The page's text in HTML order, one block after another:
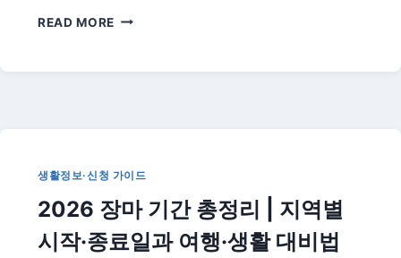
READ MORE 여
철
양
총
정
리
생활정보·신청 가이드
2026 장마 기간 총정리 | 지역별
시작·종료일과 여행·생활 대비법